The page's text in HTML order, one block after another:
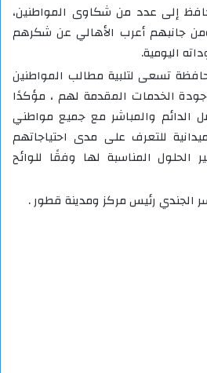
إلى عدد من شكاوى المواطنين،
جانبهم أعرب الأهالي عن شكرهم
اليومية.
تسعى لتلبية مطالب المواطنين
الخدمات المقدمة لهم ، مؤكدًا
الدائم والمباشر مع جميع مواطني
للتعرف على مدى احتياجاتهم
الحلول المناسبة لها وفقًا للوائح
الجندي رئيس مركز ومدينة قطور .